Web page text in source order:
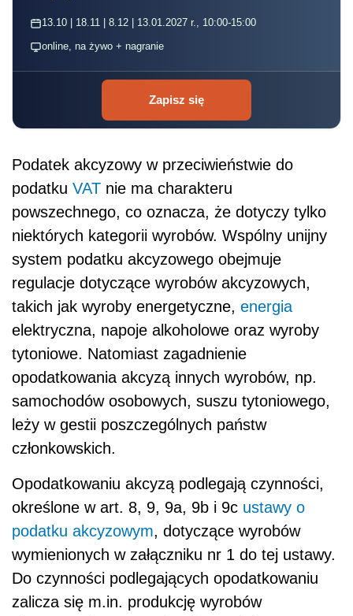
13.10 | 18.11 | 8.12 | 13.01.2027 r., 10:00-15:00
online, na żywo + nagranie
Zapisz się
Podatek akcyzowy w przeciwieństwie do
podatku VAT nie ma charakteru
powszechnego, co oznacza, że dotyczy tylko
niektórych kategorii wyrobów. Wspólny unijny
system podatku akcyzowego obejmuje
regulacje dotyczące wyrobów akcyzowych,
takich jak wyroby energetyczne, energia
elektryczna, napoje alkoholowe oraz wyroby
tytoniowe. Natomiast zagadnienie
opodatkowania akcyzą innych wyrobów, np.
samochodów osobowych, suszu tytoniowego,
leży w gestii poszczególnych państw
członkowskich.
Opodatkowaniu akcyzą podlegają czynności,
określone w art. 8, 9, 9a, 9b i 9c ustawy o
podatku akcyzowym, dotyczące wyrobów
wymienionych w załączniku nr 1 do tej ustawy.
Do czynności podlegających opodatkowaniu
zalicza się m.in. produkcję wyrobów